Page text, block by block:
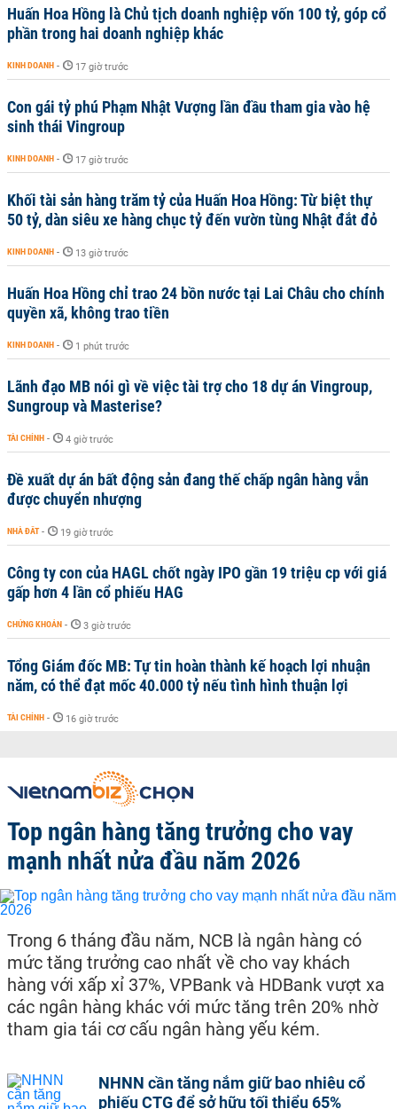
Huấn Hoa Hồng là Chủ tịch doanh nghiệp vốn 100 tỷ, góp cổ
phần trong hai doanh nghiệp khác
KINH DOANH - 17 giờ trước
Con gái tỷ phú Phạm Nhật Vượng lần đầu tham gia vào hệ
sinh thái Vingroup
KINH DOANH - 17 giờ trước
Khối tài sản hàng trăm tỷ của Huấn Hoa Hồng: Từ biệt thự
50 tỷ, dàn siêu xe hàng chục tỷ đến vườn tùng Nhật đắt đỏ
KINH DOANH - 13 giờ trước
Huấn Hoa Hồng chỉ trao 24 bồn nước tại Lai Châu cho chính
quyền xã, không trao tiền
KINH DOANH - 1 phút trước
Lãnh đạo MB nói gì về việc tài trợ cho 18 dự án Vingroup,
Sungroup và Masterise?
TÀI CHÍNH - 4 giờ trước
Đề xuất dự án bất động sản đang thế chấp ngân hàng vẫn
được chuyển nhượng
NHÀ ĐẤT - 19 giờ trước
Công ty con của HAGL chốt ngày IPO gần 19 triệu cp với giá
gấp hơn 4 lần cổ phiếu HAG
CHỨNG KHOÁN - 3 giờ trước
Tổng Giám đốc MB: Tự tin hoàn thành kế hoạch lợi nhuận
năm, có thể đạt mốc 40.000 tỷ nếu tình hình thuận lợi
TÀI CHÍNH - 16 giờ trước
Top ngân hàng tăng trưởng cho vay
mạnh nhất nửa đầu năm 2026
Trong 6 tháng đầu năm, NCB là ngân hàng có
mức tăng trưởng cao nhất về cho vay khách
hàng với xấp xỉ 37%, VPBank và HDBank vượt xa
các ngân hàng khác với mức tăng trên 20% nhờ
tham gia tái cơ cấu ngân hàng yếu kém.
NHNN cần tăng nắm giữ bao nhiêu cổ
phiếu CTG để sở hữu tối thiểu 65%